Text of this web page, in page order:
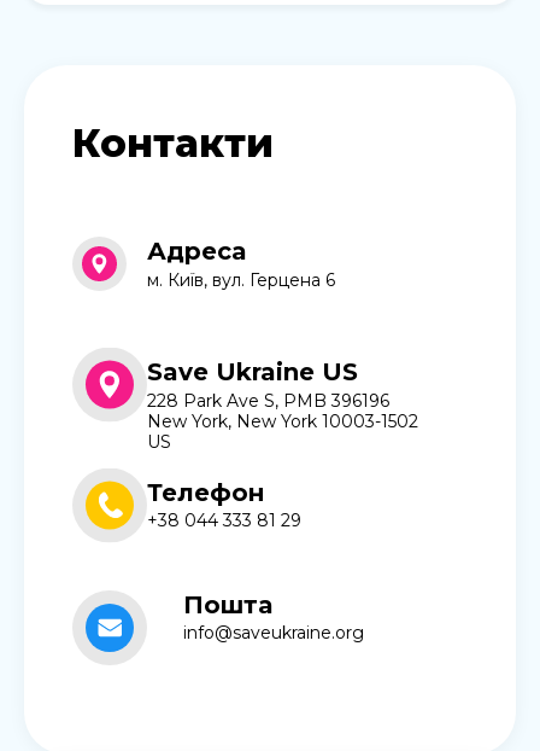
Контакти
Адреса
м. Київ, вул. Герцена 6
Save Ukraine US
228 Park Ave S, PMB 396196
New York, New York 10003-1502
US
Телефон
+38 044 333 81 29
Пошта
info@saveukraine.org